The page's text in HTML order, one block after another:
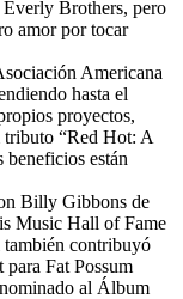
Everly Brothers, pero
amor por tocar
Americana
hasta el
proyectos,
tributo “Red Hot: A
están
Billy Gibbons de
Music Hall of Fame
también contribuyó
Fat Possum
al Álbum